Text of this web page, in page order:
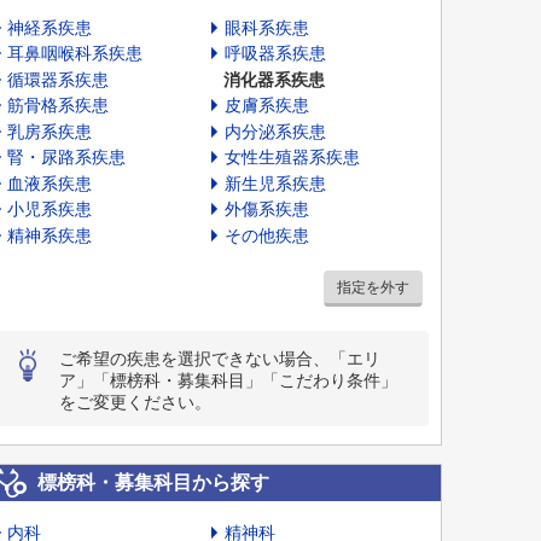
神経系疾患
眼科系疾患
耳鼻咽喉科系疾患
呼吸器系疾患
循環器系疾患
消化器系疾患
筋骨格系疾患
皮膚系疾患
乳房系疾患
内分泌系疾患
腎・尿路系疾患
女性生殖器系疾患
血液系疾患
新生児系疾患
小児系疾患
外傷系疾患
精神系疾患
その他疾患
指定を外す
ご希望の疾患を選択できない場合、「エリ
ア」「標榜科・募集科目」「こだわり条件」
をご変更ください。
標榜科・募集科目から探す
内科 精神科